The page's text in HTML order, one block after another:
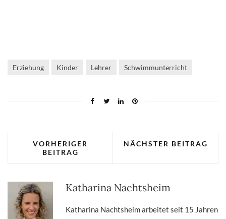
Erziehung Kinder Lehrer Schwimmunterricht
VORHERIGER
BEITRAG
NÄCHSTER BEITRAG
Katharina Nachtsheim
Katharina Nachtsheim arbeitet seit 15 Jahren